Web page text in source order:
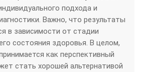
подхода и
Важно, что результаты
в зависимости от стадии
состояния здоровья. В целом,
как перспективный
стать хорошей альтернативой